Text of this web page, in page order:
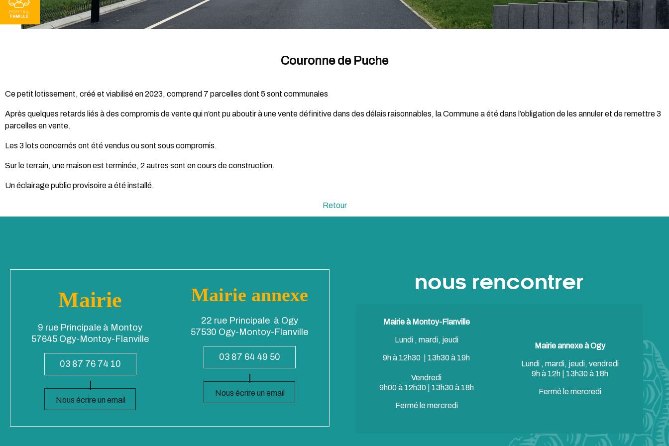
Couronne de Puche
Ce petit lotissement, créé et viabilisé en 2023, comprend 7 parcelles dont 5 sont communales
Après quelques retards liés à des compromis de vente qui n’ont pu aboutir à une vente définitive dans des délais raisonnables, la Commune a été dans l’obligation de les annuler et de remettre 3
parcelles en vente.
Les 3 lots concernés ont été vendus ou sont sous compromis.
Sur le terrain, une maison est terminée, 2 autres sont en cours de construction.
Un éclairage public provisoire a été installé.
Retour
Mairie
9 rue Principale à Montoy
57645 Ogy-Montoy-Flanville
03 87 76 74 10
Nous écrire un email
Mairie annexe
22 rue Principale à Ogy
57530 Ogy-Montoy-Flanville
03 87 64 49 50
Nous écrire un email
nous rencontrer
Mairie à Montoy-Flanville
Lundi , mardi, jeudi
9h à 12h30 | 13h30 à 19h
Vendredi
9h00 à 12h30 | 13h30 à 18h
Fermé le mercredi
Mairie annexe à Ogy
Lundi , mardi, jeudi, vendredi
9h à 12h | 13h30 à 18h
Fermé le mercredi